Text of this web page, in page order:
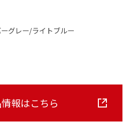
グレー/ライトブルー
報はこちら